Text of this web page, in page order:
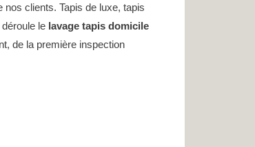
clients. Tapis de luxe, tapis
le lavage tapis domicile
de la première inspection